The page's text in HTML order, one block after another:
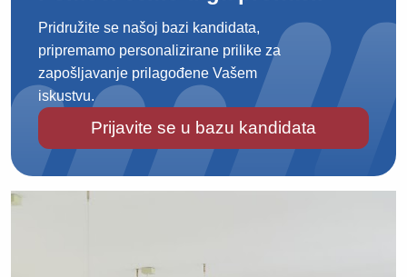
Pridružite se našoj bazi kandidata,
pripremamo personalizirane prilike za
zapošljavanje prilagođene Vašem
iskustvu.
Prijavite se u bazu kandidata